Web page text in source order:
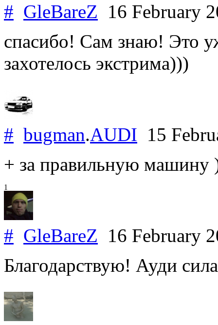
# GleBareZ 16 February
спасибо! Сам знаю! Это
захотелось экстрима)))
# bugman.AUDI 15
+ за правильную
1
# GleBareZ 16 February
Благодарствую! Ауди